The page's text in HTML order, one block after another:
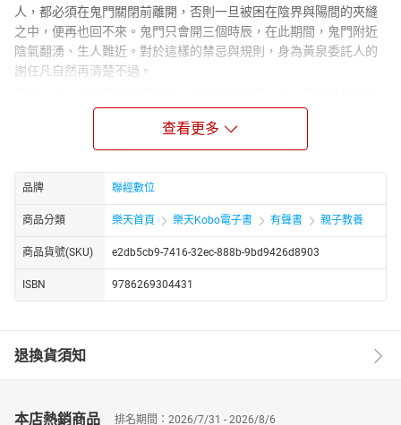
人，都必須在鬼門關閉前離開，否則一旦被困在陰界與陽間的夾縫
之中，便再也回不來。鬼門只會開三個時辰，在此期間，鬼門附近
陰氣翻湧、生人難近。對於這樣的禁忌與規則，身為黃泉委託人的
謝任凡自然再清楚不過。
——一名流浪教師的亡魂，始終徘徊在人世之間，怨氣不散。有人
說，她仍在尋找某個答案；也有人說，她只是無法放下過去。隨著
鬼門即將開啟，那股壓抑已久的怨氣也逐漸浮現。
為了查明真相並完成委託，謝任凡不得不再次踏入這座陰氣瀰漫的
校園。這一次，他並不是孤身一人。與謝任凡並肩行動的，是熟悉
陰陽之事的夥伴白方正。兩人再度聯手，準備在鬼門開啟的三個時
辰內，深入黑暗，找出潛藏在怨魂背後的真正秘密
查看更多
品牌 聯經數位
商品分類 樂天首頁 樂天Kobo電子書 有聲書 親子教養
商品貨號(SKU) e2db5cb9-7416-32ec-888b-9bd9426d8903
ISBN 9786269304431
退換貨須知
本店熱銷商品 排名期間：2026/7/31 - 2026/8/6